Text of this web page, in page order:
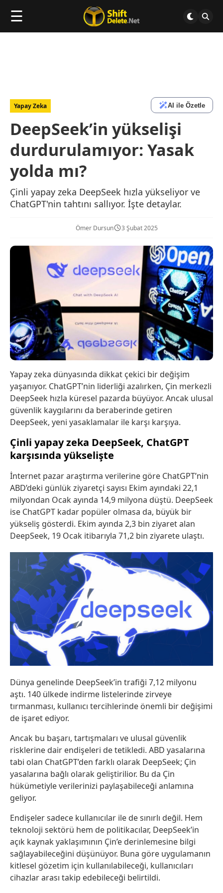
☰
Yapay Zeka AI ile Özetle
DeepSeek’in yükselişi
durdurulamıyor: Yasak
yolda mı?
Çinli yapay zeka DeepSeek hızla yükseliyor ve
ChatGPT'nin tahtını sallıyor. İşte detaylar.
Ömer Dursun 3 Şubat 2025
Yapay zeka dünyasında dikkat çekici bir değişim
yaşanıyor. ChatGPT’nin liderliği azalırken, Çin merkezli
DeepSeek hızla küresel pazarda büyüyor. Ancak ulusal
güvenlik kaygılarını da beraberinde getiren
DeepSeek, yeni yasaklamalar ile karşı karşıya.
Çinli yapay zeka DeepSeek, ChatGPT
karşısında yükselişte
İnternet pazar araştırma verilerine göre ChatGPT’nin
ABD’deki günlük ziyaretçi sayısı Ekim ayındaki 22,1
milyondan Ocak ayında 14,9 milyona düştü. DeepSeek
ise ChatGPT kadar popüler olmasa da, büyük bir
yükseliş gösterdi. Ekim ayında 2,3 bin ziyaret alan
DeepSeek, 19 Ocak itibarıyla 71,2 bin ziyarete ulaştı.
Dünya genelinde DeepSeek’in trafiği 7,12 milyonu
aştı. 140 ülkede indirme listelerinde zirveye
tırmanması, kullanıcı tercihlerinde önemli bir değişimi
de işaret ediyor.
Ancak bu başarı, tartışmaları ve ulusal güvenlik
risklerine dair endişeleri de tetikledi. ABD yasalarına
tabi olan ChatGPT’den farklı olarak DeepSeek; Çin
yasalarına bağlı olarak geliştirilior. Bu da Çin
hükümetiyle verilerinizi paylaşabileceği anlamına
geliyor.
Endişeler sadece kullanıcılar ile de sınırlı değil. Hem
teknoloji sektörü hem de politikacılar, DeepSeek’in
açık kaynak yaklaşımının Çin’e derinlemesine bilgi
sağlayabileceğini düşünüyor. Buna göre uygulamanın
kitlesel gözetim için kullanılabileceği, kullanıcıları
cihazlar arası takip edebileceği belirtildi.